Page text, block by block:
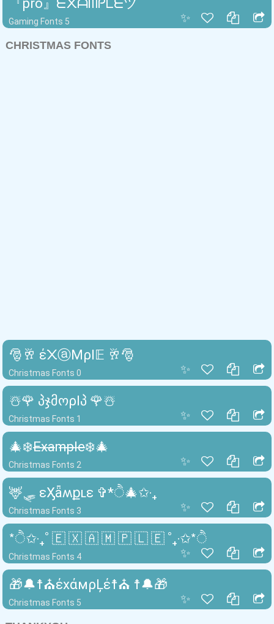
✨
Gaming Fonts 5
『pro』ᗴ᙭ᗩᗰᑭᒪᗴツ
CHRISTMAS FONTS
✨
Christmas Fonts 0
🎅🥂 έ᙭ⓐΜρl𝔼 🥂🎅
✨
Christmas Fonts 1
☃️🌹 პჯმოρlპ 🌹☃️
✨
Christmas Fonts 2
🎄❄️E̶x̶a̶m̶p̶l̶e̶❄️🎄
✨
Christmas Fonts 3
🦌🛷 ɛӼǟʍքʟɛ ✞*ੈ🎄✩‧₊
✨
Christmas Fonts 4
*ੈ✩‧₊˚ 🇪 🇽 🇦 🇲 🇵 🇱 🇪 ˚₊‧✩*ੈ
✨
Christmas Fonts 5
🎁🔔☨⛪έxάмρĻέ☨⛪ ☨🔔🎁